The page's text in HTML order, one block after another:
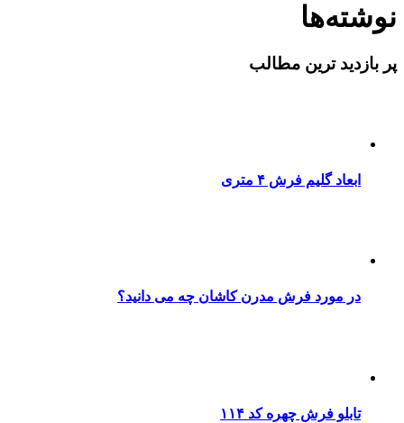
نوشته‌ها
پر بازدید ترین مطالب
ابعاد گلیم فرش ۴ متری
در مورد فرش مدرن کاشان چه می دانید؟
تابلو فرش چهره کد ۱۱۴